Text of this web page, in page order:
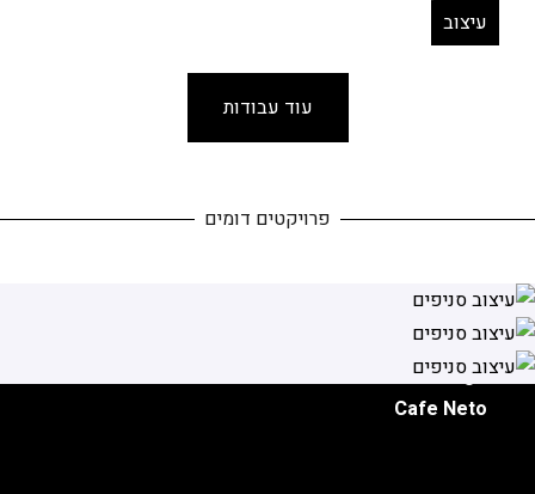
עיצוב
עוד עבודות
פרויקטים דומים
BBB
Togo
Cafe Neto